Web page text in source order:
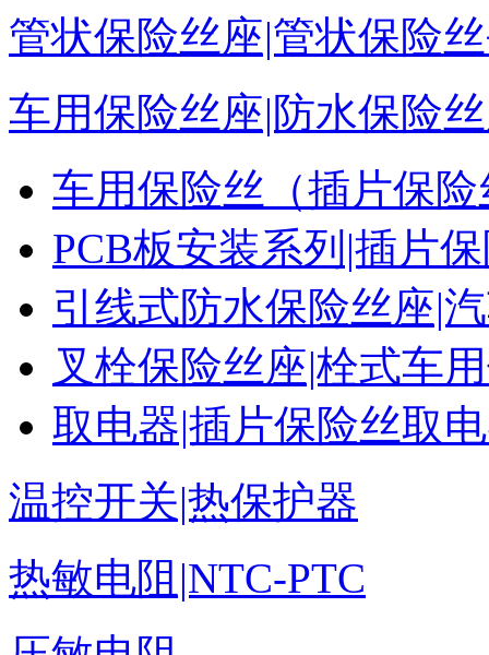
管状保险丝座|管状保险
车用保险丝座|防水保险
车用保险丝（插片保
PCB板安装系列|插片
引线式防水保险丝座|
叉栓保险丝座|栓式车
取电器|插片保险丝取
温控开关|热保护器
热敏电阻|NTC-PTC